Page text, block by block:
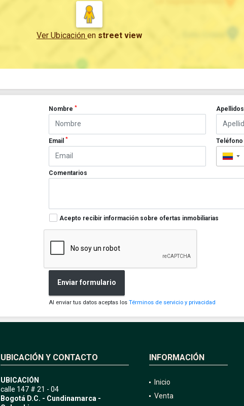
Ver Ubicación en street view
Nombre* Apellidos
Email* Teléfono
▼
Comentarios
Acepto recibir información sobre ofertas inmobiliarias
Enviar formulario
Al enviar tus datos aceptas losTérminos de servicio y privacidad
UBICACIÓN Y CONTACTO
UBICACIÓN
calle 147 # 21 - 04
Bogotá D.C. - Cundinamarca -
INFORMACIÓN
Inicio
Venta